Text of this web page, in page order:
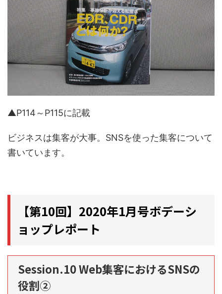
▲P114～P115に記載
ビジネスは集客が大事。SNSを使った集客について
書いています。
【第10回】2020年1月号ボデーシ
ョップレポート
Session.10 Web集客におけるSNSの
役割②